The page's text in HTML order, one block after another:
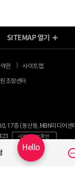
Hello
인터넷+모바일
왜 헬로비전
직영몰 단독
기획전/이벤트
SITEMAP 열기
관 사이트맵
조정센터
17층 (동산동, MBN미디어센
사업자 정보 확인
-0254